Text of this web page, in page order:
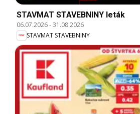
STAVMAT STAVEBNINY leták
06.07.2026-31.08.2026
STAVMAT STAVEBNINY